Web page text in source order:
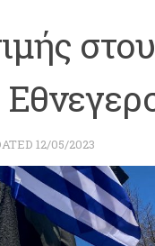
12/05/2023